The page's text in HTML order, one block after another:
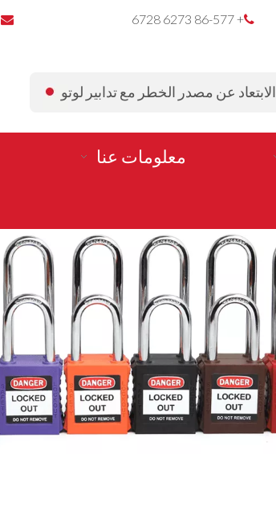
 
+ 86-577 6273 6728
الابتعاد عن مصدر الخطر مع تدابير لوتو
معلومات عنا